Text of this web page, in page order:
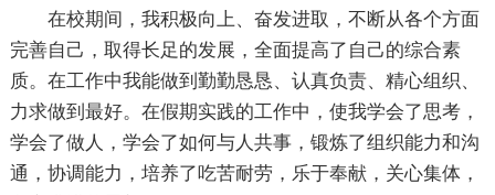
在校期间，我积极向上、奋发进取，不断从各个方面
完善自己，取得长足的发展，全面提高了自己的综合素
质。在工作中我能做到勤勤恳恳、认真负责、精心组织、
力求做到最好。在假期实践的工作中，使我学会了思考，
学会了做人，学会了如何与人共事，锻炼了组织能力和沟
通，协调能力，培养了吃苦耐劳，乐于奉献，关心集体，